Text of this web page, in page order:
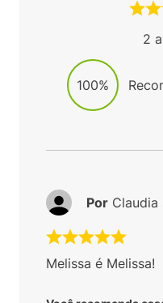
2
100%
Melissa é Melissa!
Por Claudia